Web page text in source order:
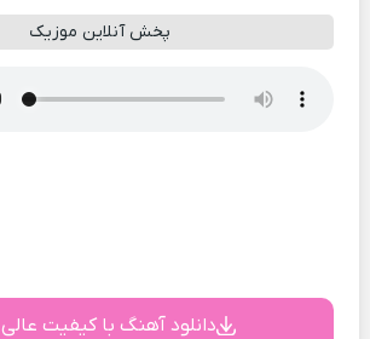
پخش آنلاین موزیک
دانلود آهنگ با کیفیت عالی 320